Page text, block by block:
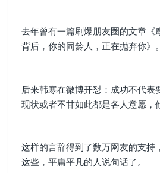
去年曾有一篇刷爆朋友圈的文章《
背后，你的同龄人，正在抛弃你》。
后来韩寒在微博开怼：成功不代表
现状或者不甘如此都是各人意愿，
这样的言辞得到了数万网友的支持
这些，平庸平凡的人说句话了。